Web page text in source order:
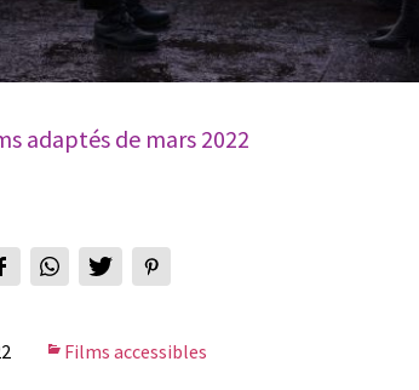
adaptés de mars 2022
Films accessibles